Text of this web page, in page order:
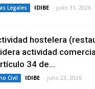
Legales IDIBE - julio 31, 2026
hostelera
actividad
34 de...
Civil IDIBE - julio 23, 2026